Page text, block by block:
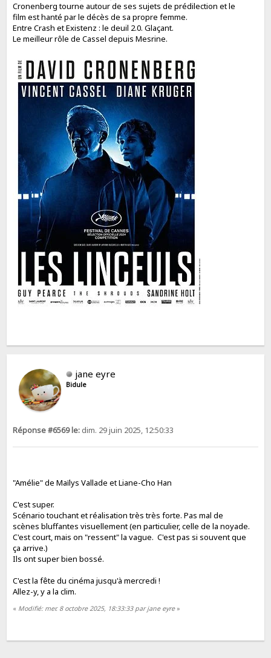
Cronenberg tourne autour de ses sujets de prédilection et le
film est hanté par le décès de sa propre femme.
Entre Crash et Existenz : le deuil 2.0. Glaçant.
Le meilleur rôle de Cassel depuis Mesrine.
jane eyre
Bidule
Réponse #6569 le: dim. 29 juin 2025, 12:50:33
"Amélie" de Maïlys Vallade et Liane-Cho Han
C'est super.
Scénario touchant et réalisation très très forte. Pas mal de
scènes bluffantes visuellement (en particulier, celle de la noyade.
C'est court, mais on "ressent" la vague. C'est pas si souvent que
ça arrive.)
Ils ont super bien bossé.
C'est la fête du cinéma jusqu'à mercredi !
Allez-y, y a la clim.
« Modifié: mer. 8 octobre 2025, 18:33:33 par jane eyre»